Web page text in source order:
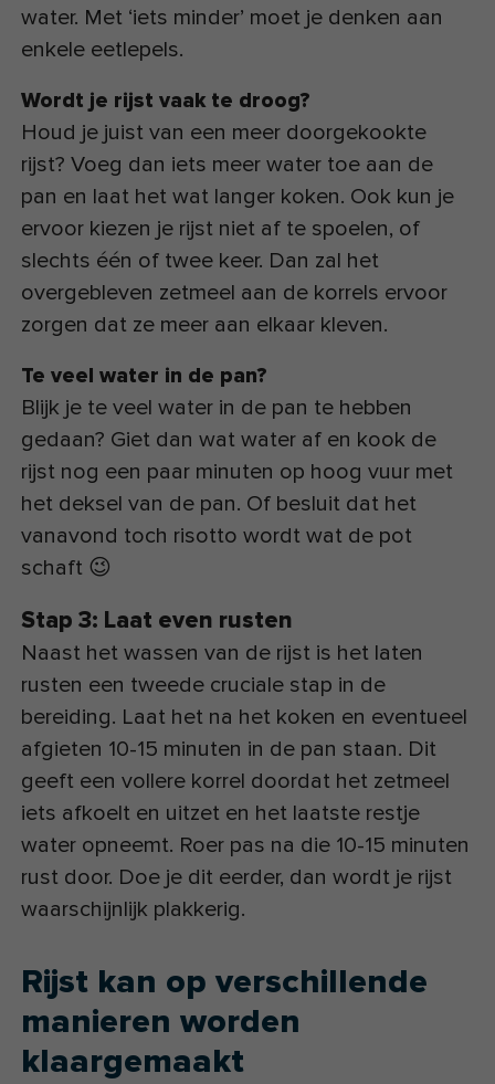
water. Met ‘iets minder’ moet je denken aan
enkele eetlepels.
Wordt je rijst vaak te droog?
Houd je juist van een meer doorgekookte
rijst? Voeg dan iets meer water toe aan de
pan en laat het wat langer koken. Ook kun je
ervoor kiezen je rijst niet af te spoelen, of
slechts één of twee keer. Dan zal het
overgebleven zetmeel aan de korrels ervoor
zorgen dat ze meer aan elkaar kleven.
Te veel water in de pan?
Blijk je te veel water in de pan te hebben
gedaan? Giet dan wat water af en kook de
rijst nog een paar minuten op hoog vuur met
het deksel van de pan. Of besluit dat het
vanavond toch risotto wordt wat de pot
schaft 😉
Stap 3: Laat even rusten
Naast het wassen van de rijst is het laten
rusten een tweede cruciale stap in de
bereiding. Laat het na het koken en eventueel
afgieten 10-15 minuten in de pan staan. Dit
geeft een vollere korrel doordat het zetmeel
iets afkoelt en uitzet en het laatste restje
water opneemt. Roer pas na die 10-15 minuten
rust door. Doe je dit eerder, dan wordt je rijst
waarschijnlijk plakkerig.
Rijst kan op verschillende
manieren worden
klaargemaakt